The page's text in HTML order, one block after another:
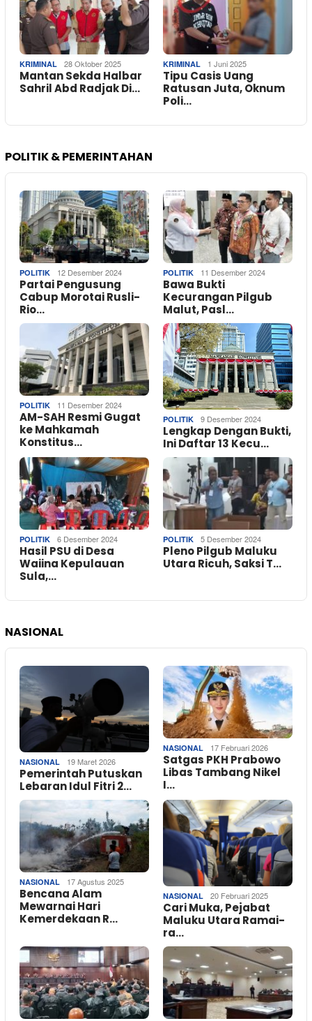
KRIMINAL 28 Oktober 2025
Mantan Sekda Halbar
Sahril Abd Radjak Di…
KRIMINAL 1 Juni 2025
Tipu Casis Uang
Ratusan Juta, Oknum
Poli…
POLITIK & PEMERINTAHAN
POLITIK 12 Desember 2024
Partai Pengusung
Cabup Morotai Rusli-
Rio…
POLITIK 11 Desember 2024
Bawa Bukti
Kecurangan Pilgub
Malut, Pasl…
POLITIK 11 Desember 2024
AM-SAH Resmi Gugat
ke Mahkamah
Konstitus…
POLITIK 9 Desember 2024
Lengkap Dengan Bukti,
Ini Daftar 13 Kecu…
POLITIK 6 Desember 2024
Hasil PSU di Desa
Waiina Kepulauan
Sula,…
POLITIK 5 Desember 2024
Pleno Pilgub Maluku
Utara Ricuh, Saksi T…
NASIONAL
NASIONAL 19 Maret 2026
Pemerintah Putuskan
Lebaran Idul Fitri 2…
NASIONAL 17 Februari 2026
Satgas PKH Prabowo
Libas Tambang Nikel
I…
NASIONAL 17 Agustus 2025
Bencana Alam
Mewarnai Hari
Kemerdekaan R…
NASIONAL 20 Februari 2025
Cari Muka, Pejabat
Maluku Utara Ramai-
ra…